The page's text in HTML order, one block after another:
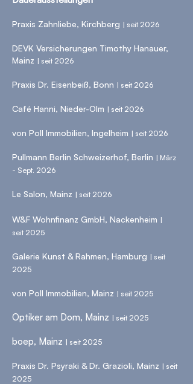
Praxis Zahnliebe, Kirchberg | seit 2026
DEVK Versicherungen Timothy Hanauer,
Mainz | seit 2026
Praxis Dr. Eisenbeiß, Bonn | seit 2026
Café Hanni, Nieder-Olm | seit 2026
von Poll Immobilien, Ingelheim | seit 2026
Pullmann Berlin Schweizerhof, Berlin | März
- Sept. 2026
Le Salon, Mainz | seit 2026
W&F Wohnfinanz GmbH, Nackenheim |
seit 2025
Galerie Kunst & Rahmen, Hamburg | seit
2025
von Poll Immobilien, Mainz | seit 2025
Optiker am Dom, Mainz | seit 2025
boep, Mainz | seit 2025
Praxis Dr. Psyraki & Dr. Grazioli, Mainz | seit
2025